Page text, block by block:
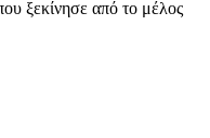
ξεκίνησε από το μέλος